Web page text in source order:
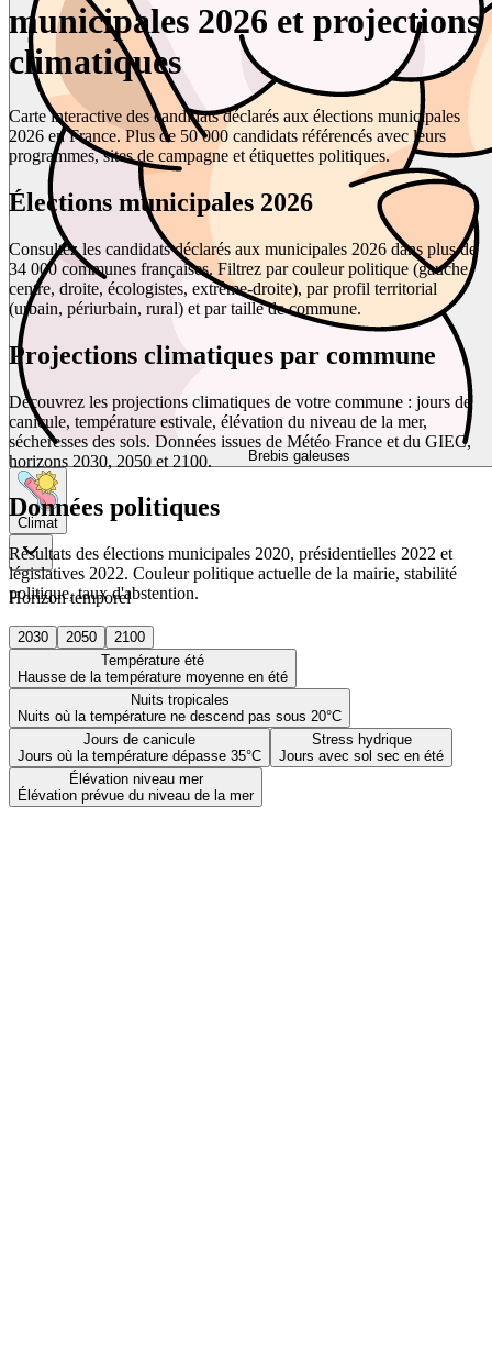
Brebis galeuses
Climat
Horizon temporel
2030 2050
2100
Température été
Hausse de la température moyenne en été
Nuits tropicales
Nuits où la température ne descend pas sous 20°C
Jours de canicule
Jours où la température dépasse 35°C
Stress hydrique
Jours avec sol sec en été
Élévation niveau mer
Élévation prévue du niveau de la mer
municipales 2026 et projections
climatiques
Carte interactive des candidats déclarés aux élections municipales
2026 en France. Plus de 50 000 candidats référencés avec leurs
programmes, sites de campagne et étiquettes politiques.
Élections municipales 2026
Consultez les candidats déclarés aux municipales 2026 dans plus de
34 000 communes françaises. Filtrez par couleur politique (gauche,
centre, droite, écologistes, extrême-droite), par profil territorial
(urbain, périurbain, rural) et par taille de commune.
Projections climatiques par commune
Découvrez les projections climatiques de votre commune : jours de
canicule, température estivale, élévation du niveau de la mer,
sécheresses des sols. Données issues de Météo France et du GIEC,
horizons 2030, 2050 et 2100.
Données politiques
Résultats des élections municipales 2020, présidentielles 2022 et
législatives 2022. Couleur politique actuelle de la mairie, stabilité
politique, taux d'abstention.